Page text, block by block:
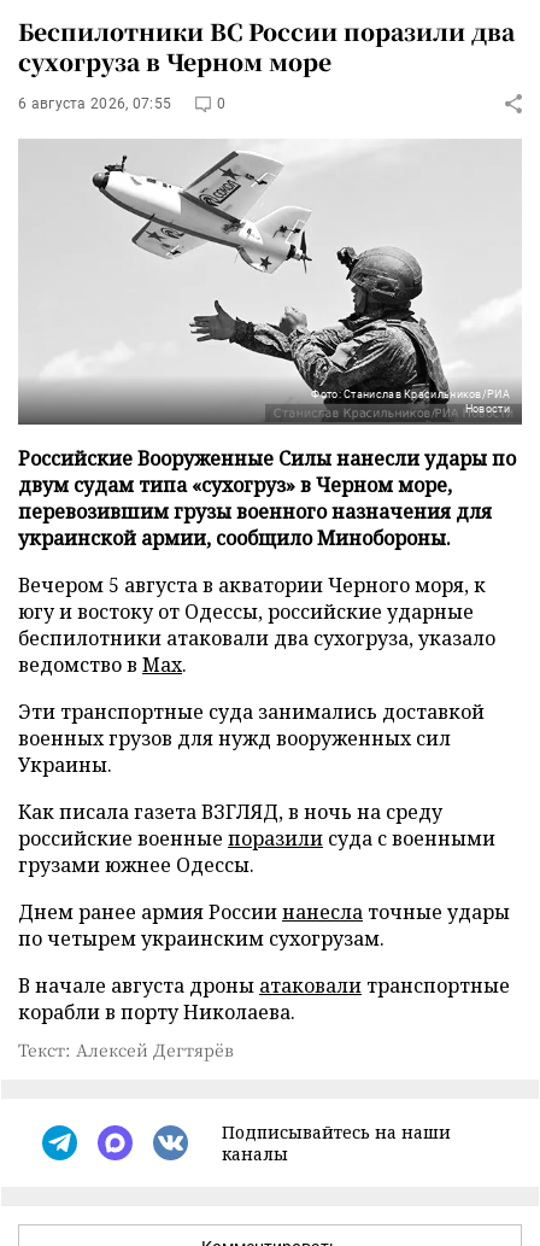
Беспилотники ВС России поразили два
сухогруза в Черном море
6 августа 2026, 07:55 0
Фото: Станислав Красильников/РИА
Новости
Российские Вооруженные Силы нанесли удары по
двум судам типа «сухогруз» в Черном море,
перевозившим грузы военного назначения для
украинской армии, сообщило Минобороны.
Вечером 5 августа в акватории Черного моря, к
югу и востоку от Одессы, российские ударные
беспилотники атаковали два сухогруза, указало
ведомство в Max.
Эти транспортные суда занимались доставкой
военных грузов для нужд вооруженных сил
Украины.
Как писала газета ВЗГЛЯД, в ночь на среду
российские военные поразили суда с военными
грузами южнее Одессы.
Днем ранее армия Россиинанесла точные удары
по четырем украинским сухогрузам.
В начале августа дроны атаковали транспортные
корабли в порту Николаева.
Текст: Алексей Дегтярёв
Подписывайтесь на наши
каналы